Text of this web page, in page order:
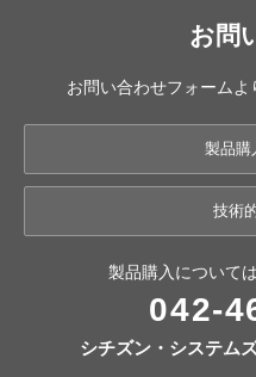
お問
お問い合わせフォームよ
製品購
技術
製品購入について
042-
シチズン・システム